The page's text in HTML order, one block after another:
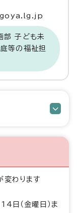
部 子ども未
等の福祉担
変わります
日（金曜日）ま